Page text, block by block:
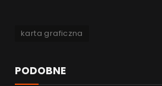
karta graficzna
PODOBNE